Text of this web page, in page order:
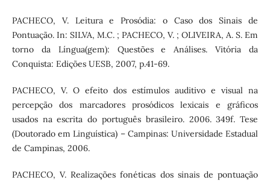
PACHECO, V. Leitura e Prosódia: o Caso dos Sinais de
Pontuação. In: SILVA, M.C. ; PACHECO, V. ; OLIVEIRA, A. S. Em
torno da Língua(gem): Questões e Análises. Vitória da
Conquista: Edições UESB, 2007, p.41-69.
PACHECO, V. O efeito dos estímulos auditivo e visual na
percepção dos marcadores prosódicos lexicais e gráficos
usados na escrita do português brasileiro. 2006. 349f. Tese
(Doutorado em Linguística) – Campinas: Universidade Estadual
de Campinas, 2006.
PACHECO, V. Realizações fonéticas dos sinais de pontuação